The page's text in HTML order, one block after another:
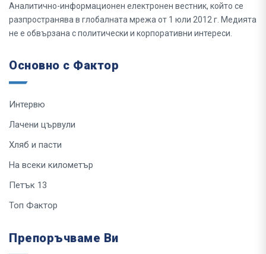
Аналитично-информационен електронен вестник, който се
разпространява в глобалната мрежа от 1 юли 2012 г. Медията
не е обвързана с политически и корпоративни интереси.
Основно с Фактор
Интервю
Лачени цървули
Хляб и пасти
На всеки километър
Петък 13
Топ Фактор
Препоръчваме Ви